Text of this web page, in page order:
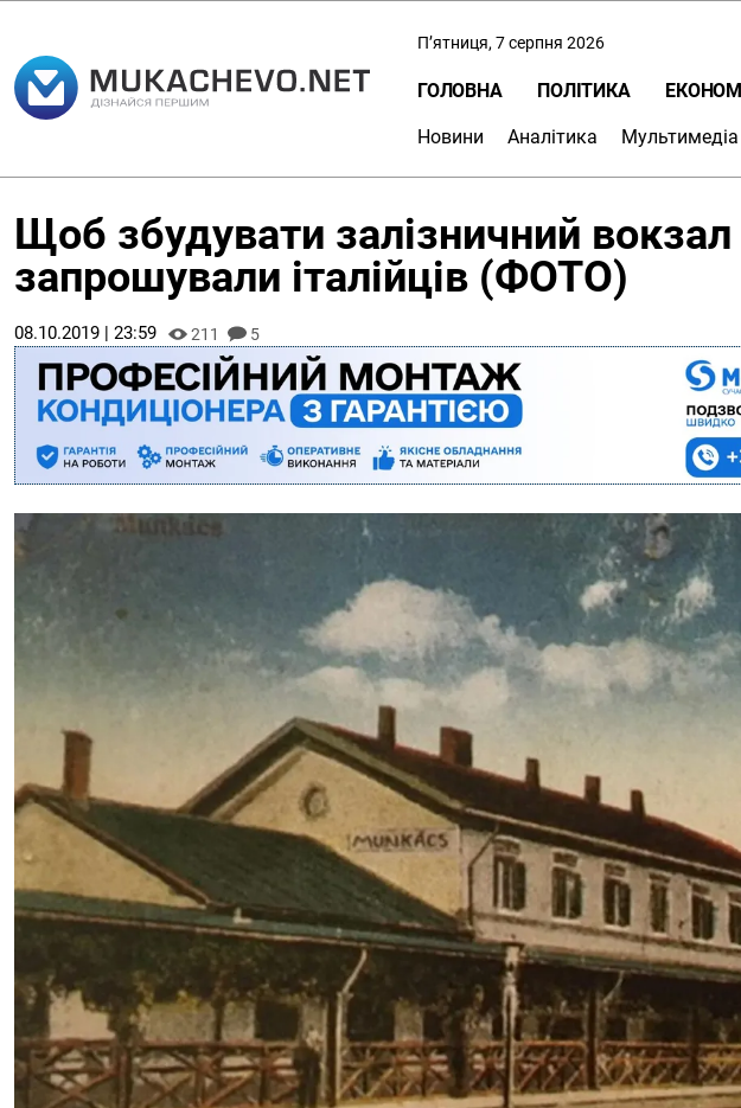
П’ятниця, 7 серпня 2026
ГОЛОВНА ПОЛІТИКА
Новини Аналітика Мультимедіа
Щоб збудувати залізничний
запрошували італійців (ФОТО)
08.10.2019 | 23:59 211 5